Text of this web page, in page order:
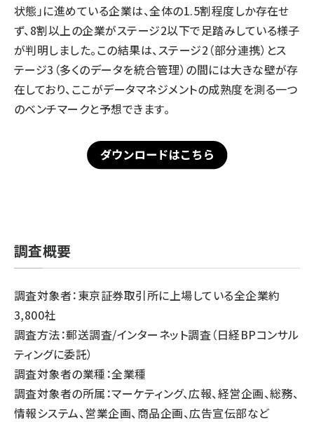
状態」に進めている企業は、全体の1.5割程度しか存在せ
ず、8割以上の企業がステージ2以下で足踏みしている様子
が判明しました。この結果は、ステージ2（部分連携）とス
テージ3（多くのデータを統合管理）の間には大きな壁が存
在しており、ここがデータマネジメントの成熟度を測る一つ
のベンチマークと予想できます。
調査概要
調査対象者：東京証券取引所に上場している全企業約
3,800社
調査方法：郵送調査/インターネット調査（日経BPコンサル
ティングに委託）
調査対象者の業種：全業種
調査対象者の所属：マーケティング、広報、経営企画、総務、
情報システム、営業企画、商品企画、広告宣伝部など